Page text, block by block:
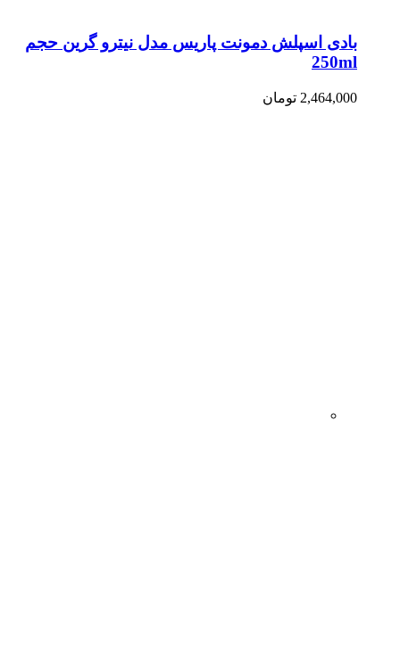
بادی اسپلش دمونت پاریس مدل نیترو گرین حجم
250ml
2,464,000 تومان